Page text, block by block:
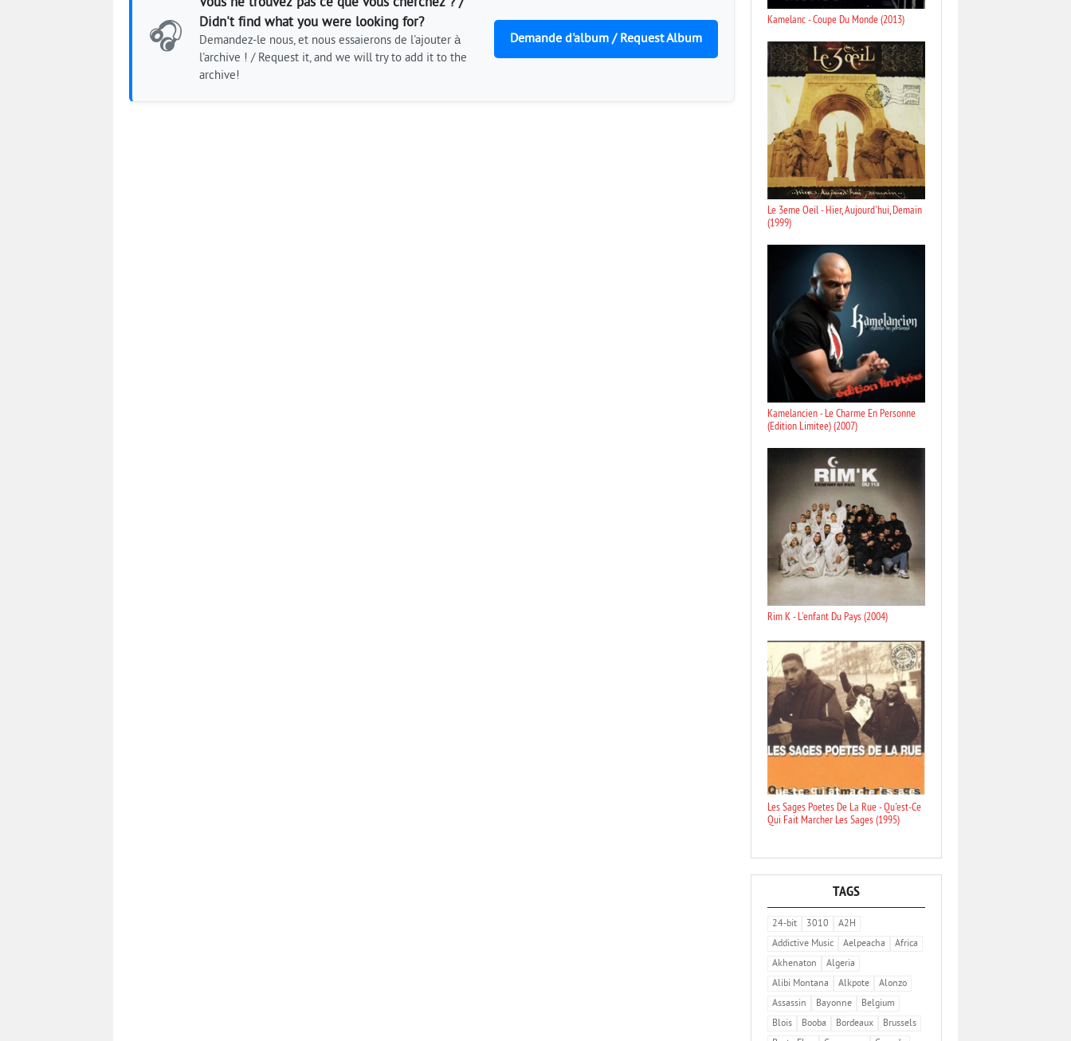
🎧
Didn't find what you were looking for?
Demandez-le nous, et nous essaierons de l'ajouter à
l'archive ! / Request it, and we will try to add it to the
archive!
Demande d'album / Request Album
Kamelanc - Coupe Du Monde (2013)
Le 3eme Oeil - Hier, Aujourd'hui, Demain
(1999)
Kamelancien - Le Charme En Personne
(Edition Limitee) (2007)
Rim K - L'enfant Du Pays (2004)
Les Sages Poetes De La Rue - Qu'est-Ce
Qui Fait Marcher Les Sages (1995)
TAGS
24-bit 3010
A2H
Addictive Music
Aelpeacha
Africa
Akhenaton
Algeria
Alibi Montana
Alkpote
Alonzo
Assassin
Bayonne
Belgium
Blois
Booba Bordeaux
Brussels